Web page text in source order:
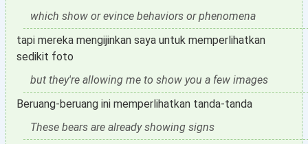
which show or evince behaviors or phenomena
tapi mereka mengijinkan saya untuk memperlihatkan
sedikit foto
but they're allowing me to show you a few images
Beruang-beruang ini memperlihatkan tanda-tanda
These bears are already showing signs